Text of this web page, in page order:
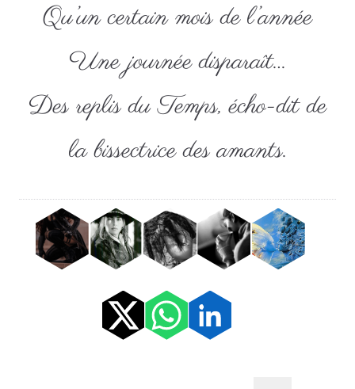
Qu’un certain mois de l’année
Une journée disparaît…
Des replis du Temps, écho-dit de
la bissectrice des amants.